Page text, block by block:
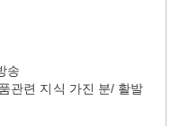
송
관련 지식 가진 분/ 활발